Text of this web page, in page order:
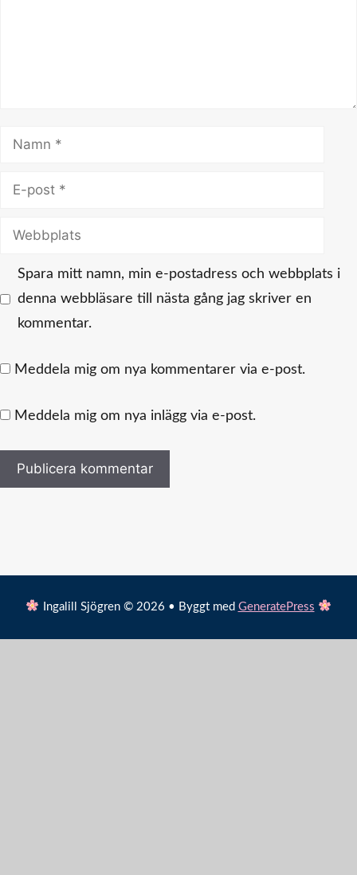
Namn
Webbplats
Spara mitt namn, min e-postadress och webbplats i
denna webbläsare till nästa gång jag skriver en
kommentar.
Meddela mig om nya kommentarer via e-post.
Meddela mig om nya inlägg via e-post.
Ingalill Sjögren © 2026 • Byggt med GeneratePress